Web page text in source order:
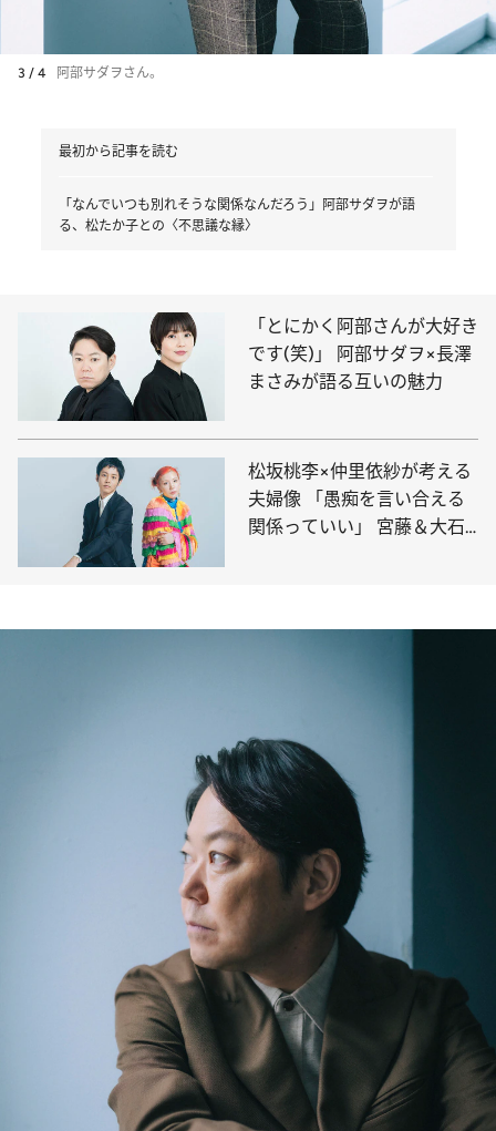
3 / 4 阿部サダヲさん。
最初から記事を読む
「なんでいつも別れそうな関係なんだろう」阿部サダヲが語
る、松たか子との〈不思議な縁〉
「とにかく阿部さんが大好き
です(笑)」 阿部サダヲ×長澤
まさみが語る互いの魅力
松坂桃李×仲里依紗が考える
夫婦像 「愚痴を言い合える
関係っていい」 宮藤＆大石